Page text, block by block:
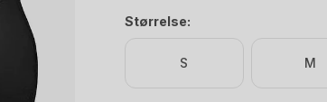
Størrelse:
S M